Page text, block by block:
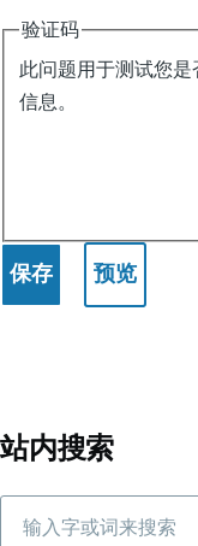
验证码
此问题用于测试您
信息。
站内搜索